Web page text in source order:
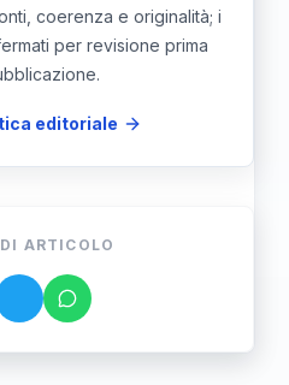
coerenza e originalità; i
per revisione prima
editoriale
ARTICOLO